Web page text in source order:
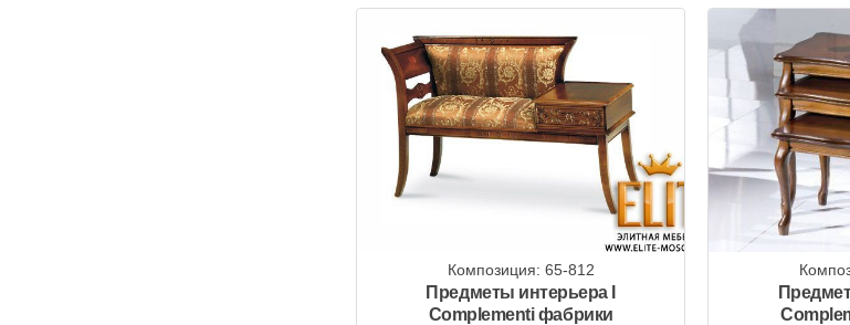
Композиция: 65-812
Предметы интерьера I
Complementi фабрики